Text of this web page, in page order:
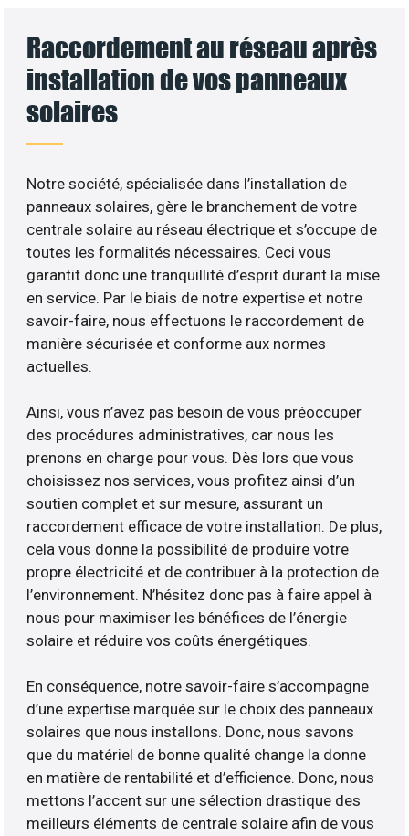
Raccordement au réseau après
installation de vos panneaux
solaires
Notre société, spécialisée dans l’installation de
panneaux solaires, gère le branchement de votre
centrale solaire au réseau électrique et s’occupe de
toutes les formalités nécessaires. Ceci vous
garantit donc une tranquillité d’esprit durant la mise
en service. Par le biais de notre expertise et notre
savoir-faire, nous effectuons le raccordement de
manière sécurisée et conforme aux normes
actuelles.
Ainsi, vous n’avez pas besoin de vous préoccuper
des procédures administratives, car nous les
prenons en charge pour vous. Dès lors que vous
choisissez nos services, vous profitez ainsi d’un
soutien complet et sur mesure, assurant un
raccordement efficace de votre installation. De plus,
cela vous donne la possibilité de produire votre
propre électricité et de contribuer à la protection de
l’environnement. N’hésitez donc pas à faire appel à
nous pour maximiser les bénéfices de l’énergie
solaire et réduire vos coûts énergétiques.
En conséquence, notre savoir-faire s’accompagne
d’une expertise marquée sur le choix des panneaux
solaires que nous installons. Donc, nous savons
que du matériel de bonne qualité change la donne
en matière de rentabilité et d’efficience. Donc, nous
mettons l’accent sur une sélection drastique des
meilleurs éléments de centrale solaire afin de vous